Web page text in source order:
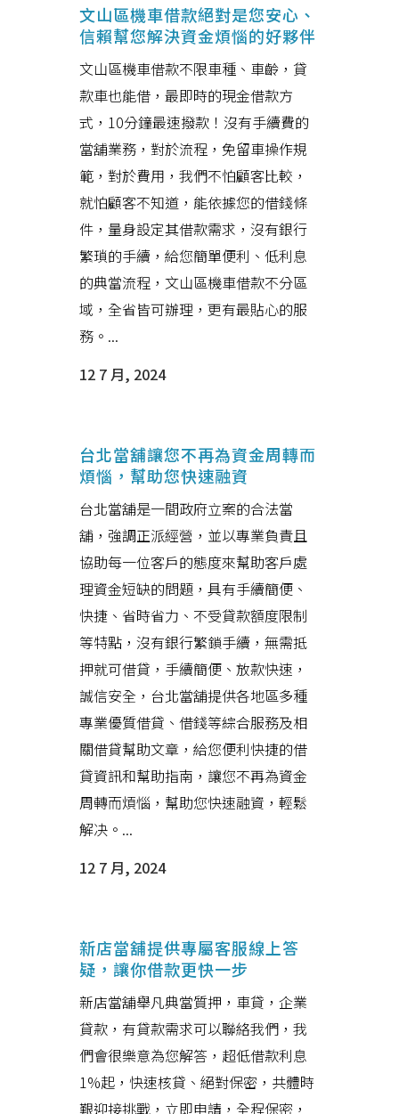
文山區機車借款絕對是您安心、
信賴幫您解決資金煩惱的好夥伴
文山區機車借款不限車種、車齡，貸
款車也能借，最即時的現金借款方
式，10分鐘最速撥款！沒有手續費的
當舖業務，對於流程，免留車操作規
範，對於費用，我們不怕顧客比較，
就怕顧客不知道，能依據您的借錢條
件，量身設定其借款需求，沒有銀行
繁瑣的手續，給您簡單便利、低利息
的典當流程，文山區機車借款不分區
域，全省皆可辦理，更有最貼心的服
務。...
12 7 月, 2024
台北當舖讓您不再為資金周轉而
煩惱，幫助您快速融資
台北當舖是一間政府立案的合法當
舖，強調正派經營，並以專業負責且
協助每一位客戶的態度來幫助客戶處
理資金短缺的問題，具有手續簡便、
快捷、省時省力、不受貸款額度限制
等特點，沒有銀行繁鎖手續，無需抵
押就可借貸，手續簡便、放款快速，
誠信安全，台北當舖提供各地區多種
專業優質借貸、借錢等綜合服務及相
關借貸幫助文章，給您便利快捷的借
貸資訊和幫助指南，讓您不再為資金
周轉而煩惱，幫助您快速融資，輕鬆
解决。...
12 7 月, 2024
新店當舖提供專屬客服線上答
疑，讓你借款更快一步
新店當舖舉凡典當質押，車貸，企業
貸款，有貸款需求可以聯絡我們，我
們會很樂意為您解答，超低借款利息
1%起，快速核貸、絕對保密，共體時
艱迎接挑戰，立即申請，全程保密，